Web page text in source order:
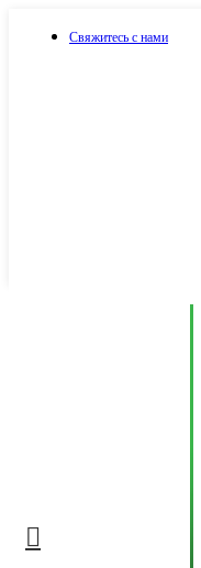
Свяжитесь с нами